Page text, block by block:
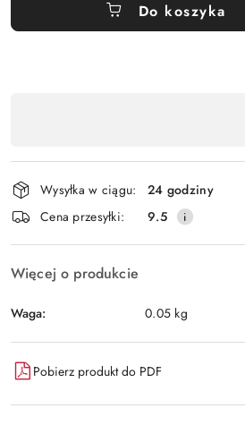
Do koszyka
płatność
i
dostawa
Wysyłka w ciągu:
24 godziny
Cena przesyłki:
9.5
Więcej o produkcie
Waga: 0.05 kg
Pobierz produkt do PDF